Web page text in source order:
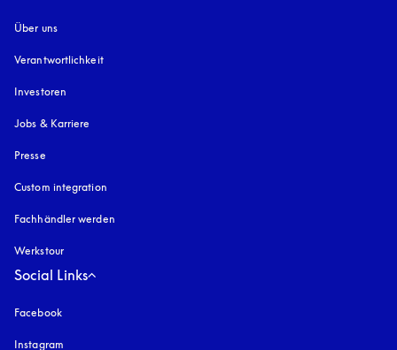
Über uns
Verantwortlichkeit
Investoren
Jobs & Karriere
Presse
Custom integration
Fachhändler werden
Werkstour
Social Links
Facebook
Instagram